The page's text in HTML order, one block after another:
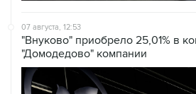
07 августа, 12:53
"Внуково" приобрело 25,01% в
"Домодедово" компании